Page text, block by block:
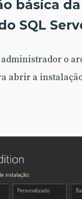
básica
SQL
o
abrir a